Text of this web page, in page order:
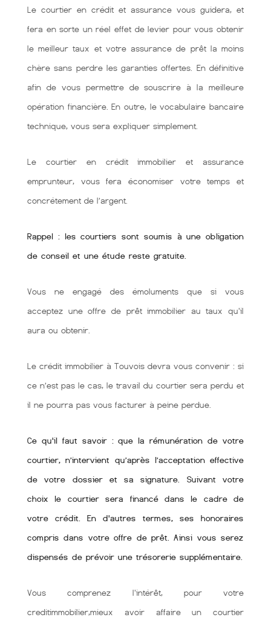
Le courtier en crédit et assurance vous guidera, et
fera en sorte un réel effet de levier pour vous obtenir
le meilleur taux et votre assurance de prêt la moins
chère sans perdre les garanties offertes. En définitive
afin de vous permettre de souscrire à la meilleure
opération financière. En outre, le vocabulaire bancaire
technique, vous sera expliquer simplement.
Le courtier en crédit immobilier et assurance
emprunteur, vous fera économiser votre temps et
concrétement de l’argent.
Rappel : les courtiers sont soumis à une obligation
de conseil et une étude reste gratuite.
Vous ne engagé des émoluments que si vous
acceptez une offre de prêt immobilier au taux qu'il
aura ou obtenir.
Le crédit immobilier à Touvois devra vous convenir : si
ce n’est pas le cas, le travail du courtier sera perdu et
il ne pourra pas vous facturer à peine perdue.
Ce qu'il faut savoir : que la rémunération de votre
courtier, n’intervient qu’après l’acceptation effective
de votre dossier et sa signature. Suivant votre
choix le courtier sera financé dans le cadre de
votre crédit. En d'autres termes, ses honoraires
compris dans votre offre de prêt. Ainsi vous serez
dispensés de prévoir une trésorerie supplémentaire.
Vous comprenez l'intérêt, pour votre
creditimmobilier,mieux avoir affaire un courtier